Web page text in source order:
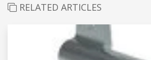
RELATED ARTICLES